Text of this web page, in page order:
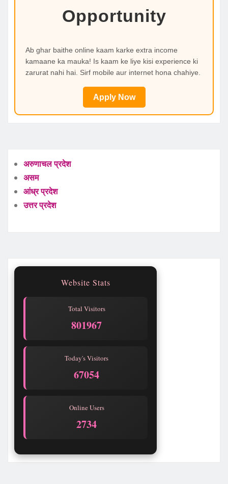
Opportunity
Ab ghar baithe online kaam karke extra income
kamaane ka mauka! Is kaam ke liye kisi experience ki
zarurat nahi hai. Sirf mobile aur internet hona chahiye.
Apply Now
अरुणाचल प्रदेश
असम
आंध्र प्रदेश
उत्तर प्रदेश
Website Stats
Total Visitors
801969
Today's Visitors
67056
Online Users
2734